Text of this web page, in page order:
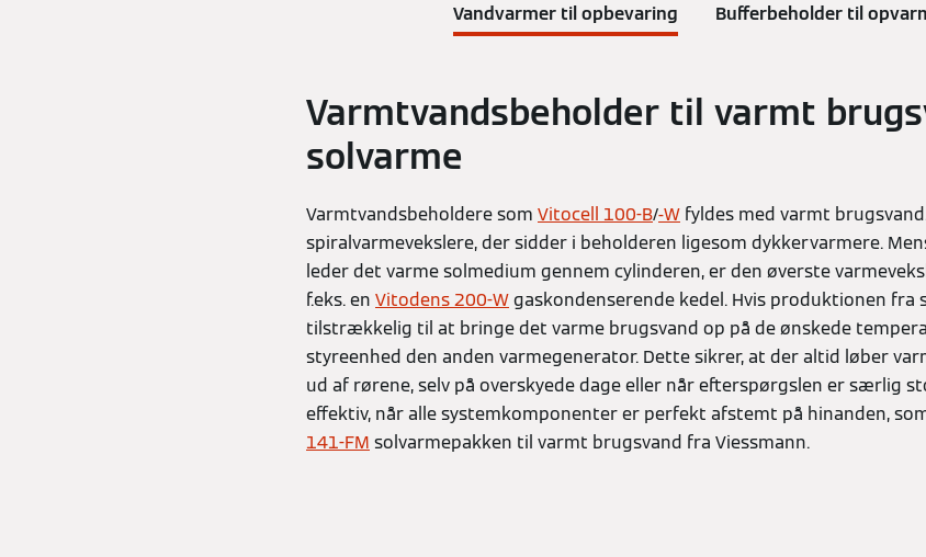
Vandvarmer til opbevaring Bufferbeholder til
Varmtvandsbeholder til varmt
solvarme
Varmtvandsbeholdere som Vitocell 100-B/-W fyldes med varmt
spiralvarmevekslere, der sidder i beholderen ligesom dykkervarmere.
leder det varme solmedium gennem cylinderen, er den øverste
f.eks. en Vitodens 200-Wgaskondenserende kedel. Hvis produktionen
tilstrækkelig til at bringe det varme brugsvand op på de ønskede
styreenhed den anden varmegenerator. Dette sikrer, at der altid løber
ud af rørene, selv på overskyede dage eller når efterspørgslen er særlig
effektiv, når alle systemkomponenter er perfekt afstemt på hinanden,
141-FM solvarmepakken til varmt brugsvand fra Viessmann.